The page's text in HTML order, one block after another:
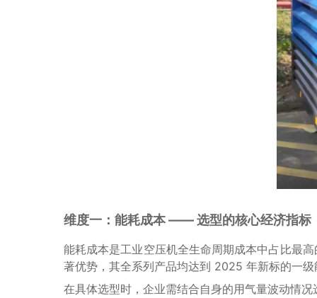
维度一：能耗成本 —— 选型的核心经济指标
能耗成本是工业空压机全生命周期成本中占比最
著优势，其全系列产品均达到 2025 年新标的一
在具体选型时，企业需结合自身的用气量波动情